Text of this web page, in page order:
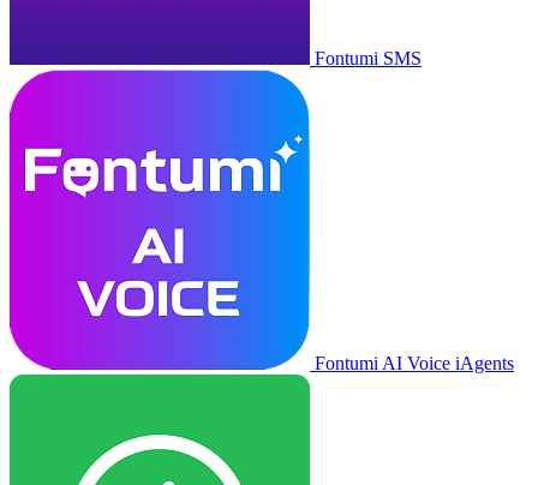
Fontumi SMS
Fontumi AI Voice iAgents